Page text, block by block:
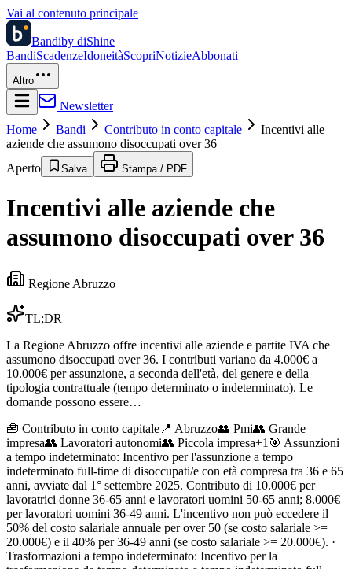
Vai al contenuto principale
Bandiby diShine
BandiScadenzeIdoneitàScopriNotizieAbbonati
Altro
Newsletter
Home
Bandi Contributo in conto capitale
Incentivi alle
aziende che assumono disoccupati over 36
Aperto
Salva Stampa / PDF
Incentivi alle aziende che
assumono disoccupati over 36
Regione Abruzzo
TL;DR
La Regione Abruzzo offre incentivi alle aziende e partite IVA che
assumono disoccupati over 36. I contributi variano da 4.000€ a
10.000€ per assunzione, a seconda dell'età, del genere e della
tipologia contrattuale (tempo determinato o indeterminato). Le
domande possono essere…
🧰 Contributo in conto capitale 📍 Abruzzo👥 Pmi👥 Grande
impresa👥 Lavoratori autonomi👥 Piccola impresa+1 🎯 Assunzioni
a tempo indeterminato: Incentivo per l'assunzione a tempo
indeterminato full-time di disoccupati/e con età compresa tra 36 e 65
anni, avviate dal 1° settembre 2025. Contributo di 10.000€ per
lavoratrici donne 36-65 anni e lavoratori uomini 50-65 anni; 8.000€
per lavoratori uomini 36-49 anni. L'incentivo non può eccedere il
50% del costo salariale annuale per over 50 (se costo salariale >=
20.000€) e il 40% per 36-49 anni (se costo salariale >= 20.000€). ·
Trasformazioni a tempo indeterminato: Incentivo per la